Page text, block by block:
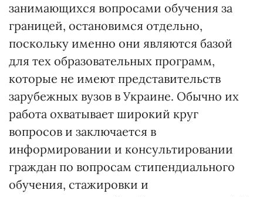
занимающихся вопросами обучения за
границей, остановимся отдельно,
поскольку именно они являются базой
для тех образовательных программ,
которые не имеют представительств
зарубежных вузов в Украине. Обычно их
работа охватывает широкий круг
вопросов и заключается в
информировании и консультировании
граждан по вопросам стипендиального
обучения, стажировки и